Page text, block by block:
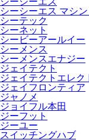
シーシーエス マシ
シーテック
シーネット
シービーアールイー
シーメンス
シーメンスエナジー
ジェイテクト
ジェイテクトエレク
ジェイフロンティア
ジャノメ
ジョイフル本田
ジーフット
ジーユー
スイッチングハブ